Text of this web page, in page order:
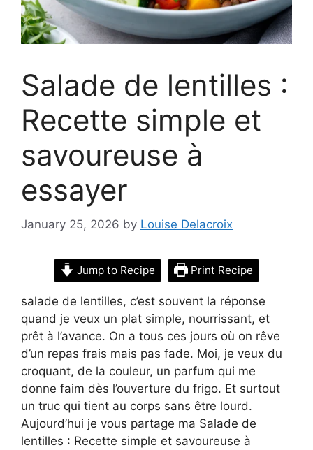
Salade de lentilles :
Recette simple et
savoureuse à
essayer
January 25, 2026 by Louise Delacroix
Jump to Recipe Print Recipe
salade de lentilles, c’est souvent la réponse
quand je veux un plat simple, nourrissant, et
prêt à l’avance. On a tous ces jours où on rêve
d’un repas frais mais pas fade. Moi, je veux du
croquant, de la couleur, un parfum qui me
donne faim dès l’ouverture du frigo. Et surtout
un truc qui tient au corps sans être lourd.
Aujourd’hui je vous partage ma Salade de
lentilles : Recette simple et savoureuse à